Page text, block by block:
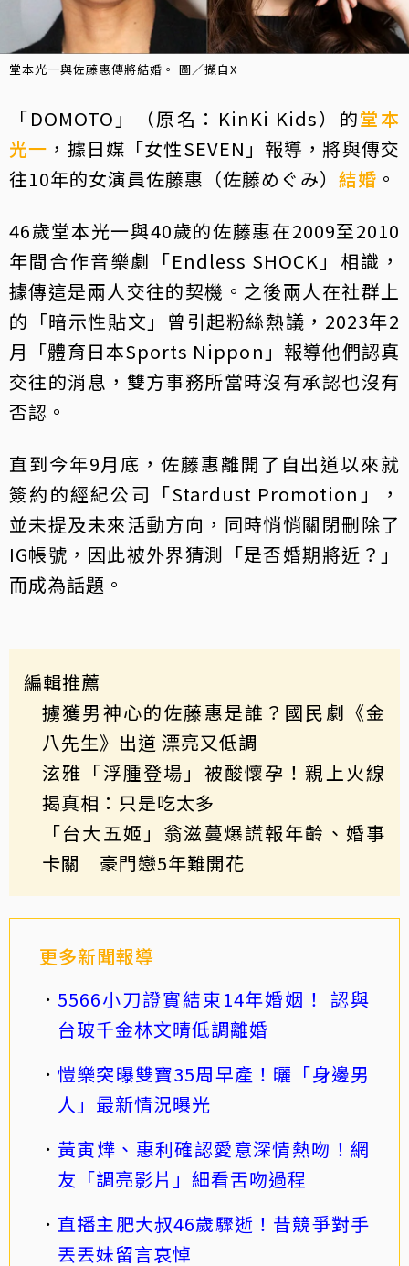
堂本光一與佐藤惠傳將結婚。 圖／擷自X
「DOMOTO」（原名：KinKi Kids）的堂本
光一 ，據日媒「女性SEVEN」報導，將與傳交
往10年的女演員佐藤惠（佐藤めぐみ） 結婚 。
46歲堂本光一與40歲的佐藤惠在2009至2010
年間合作音樂劇「Endless SHOCK」相識，
據傳這是兩人交往的契機。之後兩人在社群上
的「暗示性貼文」曾引起粉絲熱議，2023年2
月「體育日本Sports Nippon」報導他們認真
交往的消息，雙方事務所當時沒有承認也沒有
否認。
直到今年9月底，佐藤惠離開了自出道以來就
簽約的經紀公司「Stardust Promotion」，
並未提及未來活動方向，同時悄悄關閉刪除了
IG帳號，因此被外界猜測「是否婚期將近？」
而成為話題。
編輯推薦
擄獲男神心的佐藤惠是誰？國民劇《金
八先生》出道 漂亮又低調
泫雅「浮腫登場」被酸懷孕！親上火線
揭真相：只是吃太多
「台大五姬」翁滋蔓爆謊報年齡、婚事
卡關 豪門戀5年難開花
更多新聞報導
5566小刀證實結束14年婚姻！ 認與
台玻千金林文晴低調離婚
愷樂突曝雙寶35周早產！曬「身邊男
人」最新情況曝光
黃寅燁、惠利確認愛意深情熱吻！網
友「調亮影片」細看舌吻過程
直播主肥大叔46歲驟逝！昔競爭對手
丟丟妹留言哀悼